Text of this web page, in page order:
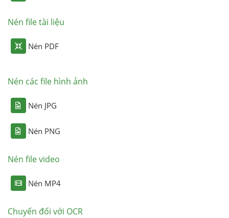
Nén file tài liệu
Nén PDF
Nén các file hình ảnh
Nén JPG
Nén PNG
Nén file video
Nén MP4
Chuyển đổi với OCR